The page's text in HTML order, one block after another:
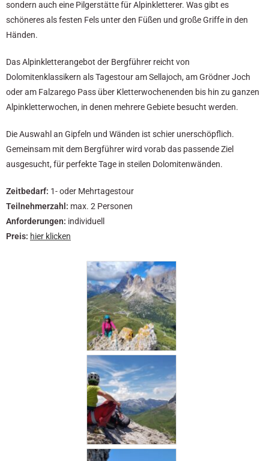
sondern auch eine Pilgerstätte für Alpinkletterer. Was gibt es
schöneres als festen Fels unter den Füßen und große Griffe in den
Händen.
Das Alpinkletterangebot der Bergführer reicht von
Dolomitenklassikern als Tagestour am Sellajoch, am Grödner Joch
oder am Falzarego Pass über Kletterwochenenden bis hin zu ganzen
Alpinkletterwochen, in denen mehrere Gebiete besucht werden.
Die Auswahl an Gipfeln und Wänden ist schier unerschöpflich.
Gemeinsam mit dem Bergführer wird vorab das passende Ziel
ausgesucht, für perfekte Tage in steilen Dolomitenwänden.
Zeitbedarf: 1- oder Mehrtagestour
Teilnehmerzahl: max. 2 Personen
Anforderungen: individuell
Preis: hier klicken